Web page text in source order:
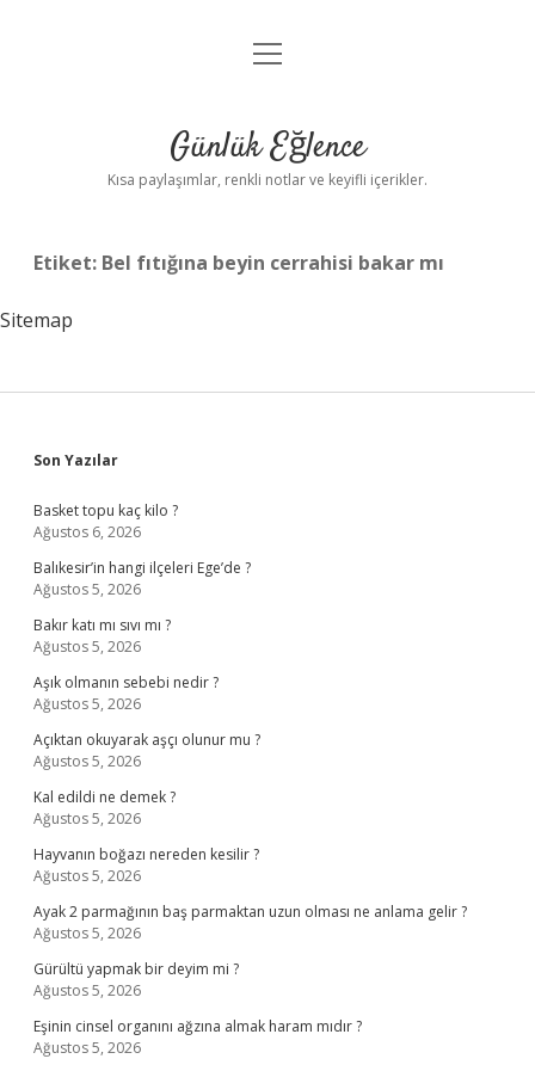
Anasayfa
Yasal Uyarı
menüyü
Günlük Eğlence
Kısa paylaşımlar, renkli notlar ve keyifli içerikler.
Etiket: Bel fıtığına beyin cerrahisi bakar mı
Sitemap
Sidebar
Son Yazılar
Basket topu kaç kilo ?
Ağustos 6, 2026
Balıkesir’in hangi ilçeleri Ege’de ?
Ağustos 5, 2026
Bakır katı mı sıvı mı ?
Ağustos 5, 2026
Aşık olmanın sebebi nedir ?
Ağustos 5, 2026
Açıktan okuyarak aşçı olunur mu ?
Ağustos 5, 2026
Kal edildi ne demek ?
Ağustos 5, 2026
Hayvanın boğazı nereden kesilir ?
Ağustos 5, 2026
Ayak 2 parmağının baş parmaktan uzun olması ne anlama gelir ?
Ağustos 5, 2026
Gürültü yapmak bir deyim mi ?
Ağustos 5, 2026
Eşinin cinsel organını ağzına almak haram mıdır ?
Ağustos 5, 2026